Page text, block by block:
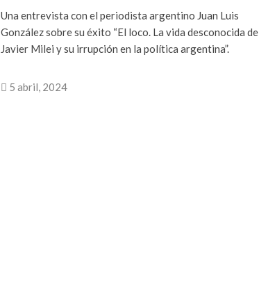
Una entrevista con el periodista argentino Juan Luis
González sobre su éxito “El loco. La vida desconocida de
Javier Milei y su irrupción en la política argentina”.
5 abril, 2024